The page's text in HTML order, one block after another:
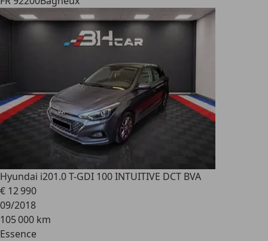
Hyundai i201.0 T-GDI 100 INTUITIVE DCT BVA
€ 12 990
09/2018
105 000 km
Essence